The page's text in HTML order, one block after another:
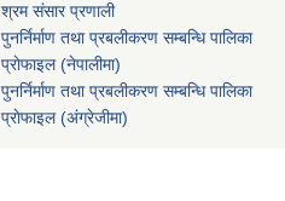
श्रम संसार प्रणाली
पुनर्निर्माण तथा प्रबलीकरण सम्बन्धि पालिका
प्राेफाइल (नेपालीमा)
पुनर्निर्माण तथा प्रबलीकरण सम्बन्धि पालिका
प्राेफाइल(अंग्रेजीमा)